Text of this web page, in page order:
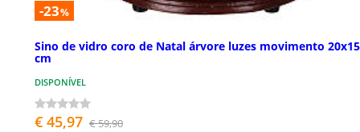
-23%
Sino de vidro coro de Natal árvore luzes movimento
cm
DISPONÍVEL
€ 45,97 € 59,90